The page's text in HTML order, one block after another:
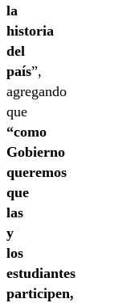
la
historia
del
país”,
agregando
que
“como
Gobierno
queremos
que
las
y
los
estudiantes
participen,